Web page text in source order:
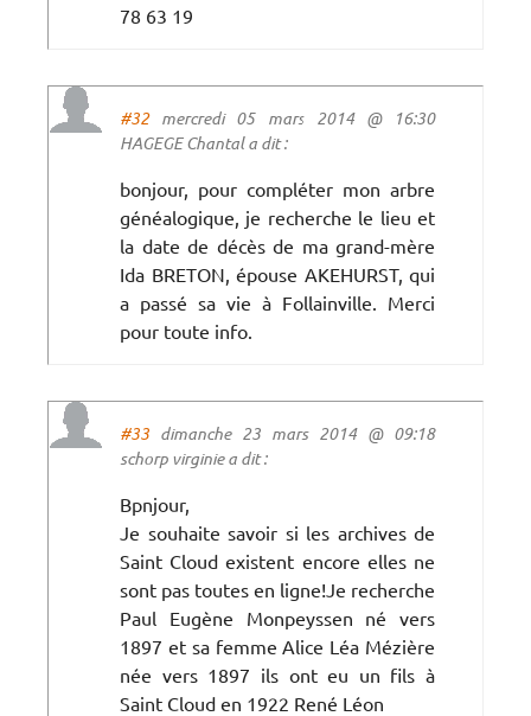
78 63 19
#32mercredi 05 mars 2014 @ 16:30
HAGEGE Chantal a dit :
bonjour, pour compléter mon arbre
généalogique, je recherche le lieu et
la date de décès de ma grand-mère
Ida BRETON, épouse AKEHURST, qui
a passé sa vie à Follainville. Merci
pour toute info.
#33 dimanche 23 mars 2014 @ 09:18
schorp virginie a dit :
Bpnjour,
Je souhaite savoir si les archives de
Saint Cloud existent encore elles ne
sont pas toutes en ligne!Je recherche
Paul Eugène Monpeyssen né vers
1897 et sa femme Alice Léa Mézière
née vers 1897 ils ont eu un fils à
Saint Cloud en 1922 René Léon